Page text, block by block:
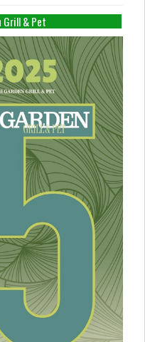
Grill & Pet